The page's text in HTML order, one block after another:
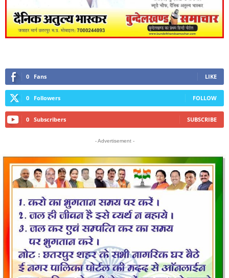
0 Fans LIKE
0 Followers FOLLOW
0 Subscribers SUBSCRIBE
- Advertisement -